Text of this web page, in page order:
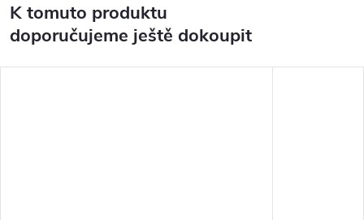
K tomuto produktu
doporučujeme ještě dokoupit